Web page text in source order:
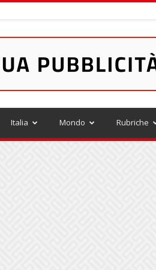
Italia Mondo Rubriche